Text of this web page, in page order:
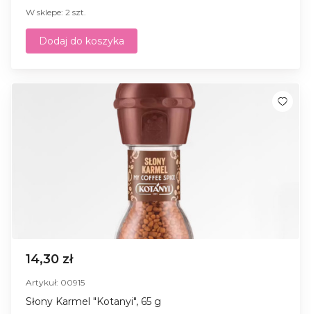
W sklepe: 2 szt.
Dodaj do koszyka
14,30 zł
Artykuł: 00915
Słony Karmel "Kotanyi", 65 g